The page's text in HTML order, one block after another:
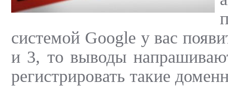
системой Google у вас
и 3, то выводы
регистрировать такие